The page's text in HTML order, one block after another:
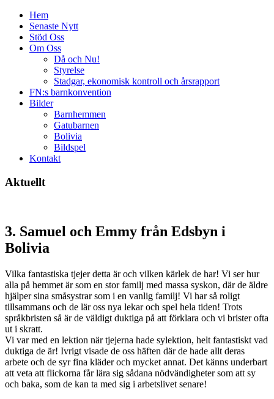
Hem
Senaste Nytt
Stöd Oss
Om Oss
Då och Nu!
Styrelse
Stadgar, ekonomisk kontroll och årsrapport
FN:s barnkonvention
Bilder
Barnhemmen
Gatubarnen
Bolivia
Bildspel
Kontakt
Aktuellt
3. Samuel och Emmy från Edsbyn i
Bolivia
Vilka fantastiska tjejer detta är och vilken kärlek de har! Vi ser hur
alla på hemmet är som en stor familj med massa syskon, där de äldre
hjälper sina småsystrar som i en vanlig familj! Vi har så roligt
tillsammans och de lär oss nya lekar och spel hela tiden! Trots
språkbristen så är de väldigt duktiga på att förklara och vi brister ofta
ut i skratt.
Vi var med en lektion när tjejerna hade sylektion, helt fantastiskt vad
duktiga de är! Ivrigt visade de oss häften där de hade allt deras
arbete och de syr fina kläder och mycket annat. Det känns underbart
att veta att flickorna får lära sig sådana nödvändigheter som att sy
och baka, som de kan ta med sig i arbetslivet senare!